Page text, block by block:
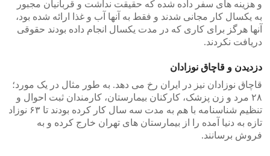
و هزینه های سفر داده شده که حقیقت نداشت و قربانیان مجبور
به یکسال کار مجانی شدند و فقط به آنها آب و غذا ارائه شده بود،
آنها هرگز برای کاری که در مدت یکسال انجام داده بودند حقوقی
دریافت نکردند.
دزدیدن و قاچاق نوزادان
قاچاق نوزادان نیز در ایران رخ می دهد. به طور مثال در یک مورد؛
۲۸ مرد و زن پزشک، کارکنان بیمارستان، کارمندان ثبت احوال و
تنظیم شناسنامه با هم به مدت سه سال کار کرده بودند تا ۶۳ نوزاد
تازه به دنیا آمده را از بیمارستان های تهران خارج کرده و به
فروش برسانند.